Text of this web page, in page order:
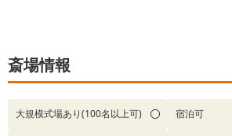
斎場情報
大規模式場あり(100名以上可) 宿泊可